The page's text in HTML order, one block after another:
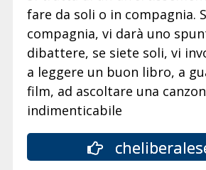
fare da soli o in compagnia.
compagnia, vi darà uno
dibattere, se siete soli, vi
a leggere un buon libro, a
film, ad ascoltare una
indimenticabile